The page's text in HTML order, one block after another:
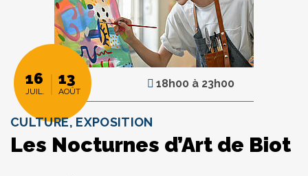
16
JUIL.
13
AOÛT
18h00 à 23h00
CULTURE, EXPOSITION
Les Nocturnes d’Art de Biot